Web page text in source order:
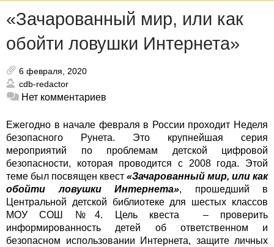
«Зачарованный мир, или как
обойти ловушки Интернета»
6 февраля, 2020
cdb-redactor
Нет комментариев
Ежегодно в начале февраля в России проходит Неделя
безопасного Рунета. Это крупнейшая серия
мероприятий по проблемам детской цифровой
безопасности, которая проводится с 2008 года. Этой
теме был посвящен квест «Зачарованный мир, или как
обойти ловушки Интернета», прошедший в
Центральной детской библиотеке для шестых классов
МОУ СОШ №4. Цель квеста – проверить
информированность детей об ответственном и
безопасном использовании Интернета, защите личных